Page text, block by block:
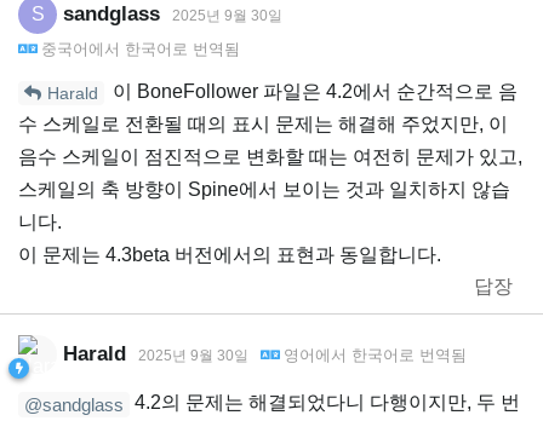
S sandglass 2025년 9월 30일
중국어 에서 한국어 로 번역됨
Harald
이 BoneFollower 파일은 4.2에서 순간적으로 음
수 스케일로 전환될 때의 표시 문제는 해결해 주었지만, 이
음수 스케일이 점진적으로 변화할 때는 여전히 문제가 있고,
스케일의 축 방향이 Spine에서 보이는 것과 일치하지 않습
니다.
이 문제는 4.3beta 버전에서의 표현과 동일합니다.
답장
Harald 2025년 9월 30일 영어 에서 한국어 로 번역됨
@sandglass 4.2의 문제는 해결되었다니 다행이지만, 두 번